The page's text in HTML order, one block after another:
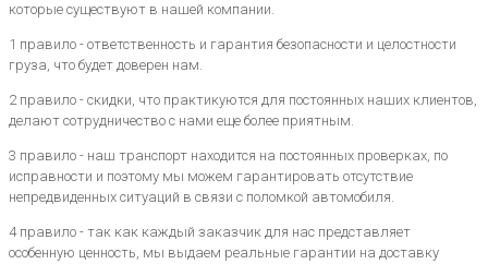
которые существуют в нашей компании.
1 правило - ответственность и гарантия безопасности и целостности
груза, что будет доверен нам.
2 правило - скидки, что практикуются для постоянных наших клиентов,
делают сотрудничество с нами еще более приятным.
3 правило - наш транспорт находится на постоянных проверках, по
исправности и поэтому мы можем гарантировать отсутствие
непредвиденных ситуаций в связи с поломкой автомобиля.
4 правило - так как каждый заказчик для нас представляет
особенную ценность, мы выдаем реальные гарантии на доставку